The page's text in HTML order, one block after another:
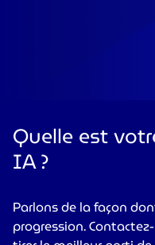
Quelle est
IA ?
Parlons de la façon
progression.